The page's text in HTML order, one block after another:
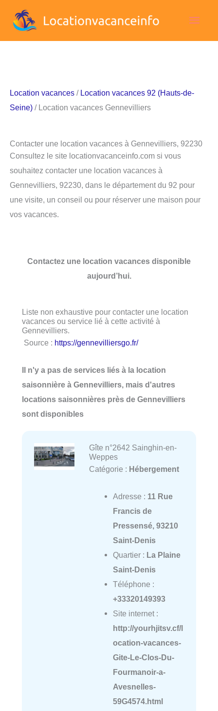
Location vacances / Location vacances 92 (Hauts-de-
Seine) / Location vacances Gennevilliers
Contacter une location vacances à Gennevilliers, 92230
Consultez le site locationvacanceinfo.com si vous
souhaitez contacter une location vacances à
Gennevilliers, 92230, dans le département du 92 pour
une visite, un conseil ou pour réserver une maison pour
vos vacances.
Contactez une location vacances disponible
aujourd’hui.
Liste non exhaustive pour contacter une location
vacances ou service lié à cette activité à
Gennevilliers.
Source : https://gennevilliersgo.fr/
Il n'y a pas de services liés à la location
saisonnière à Gennevilliers, mais d'autres
locations saisonnières près de Gennevilliers
sont disponibles
Gîte n°2642 Sainghin-en-
Weppes
Catégorie : Hébergement
Adresse : 11 Rue
Francis de
Pressensé, 93210
Saint-Denis
Quartier : La Plaine
Saint-Denis
Téléphone :
+33320149393
Site internet :
http://yourhjitsv.cf/l
ocation-vacances-
Gite-Le-Clos-Du-
Fourmanoir-a-
Avesnelles-
59G4574.html